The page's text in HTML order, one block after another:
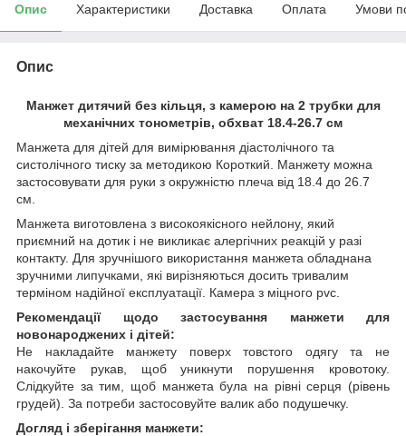
Опис Характеристики Доставка Оплата Умови
Опис
Манжет дитячий без кільця, з камерою на 2 трубки для
механічних тонометрів, обхват 18.4-26.7 см
Манжета для дітей для вимірювання діастолічного та
систолічного тиску за методикою Короткий. Манжету можна
застосовувати для руки з окружністю плеча від 18.4 до 26.7
см.
Манжета виготовлена з високоякісного нейлону, який
приємний на дотик і не викликає алергічних реакцій у разі
контакту. Для зручнішого використання манжета обладнана
зручними липучками, які вирізняються досить тривалим
терміном надійної експлуатації. Камера з міцного pvc.
Рекомендації щодо застосування манжети для
новонароджених і дітей:
Не накладайте манжету поверх товстого одягу та не
накочуйте рукав, щоб уникнути порушення кровотоку.
Слідкуйте за тим, щоб манжета була на рівні серця (рівень
грудей). За потреби застосовуйте валик або подушечку.
Догляд і зберігання манжети: